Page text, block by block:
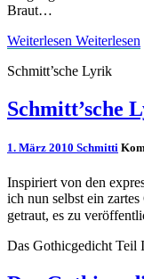
Braut…
Weiterlesen Weiterlesen
Schmitt’sche Lyrik
Schmitt’sche
1. März 2010 Schmitti
Inspiriert von den
ich nun selbst ein
getraut, es zu
Das Gothicgedicht Teil